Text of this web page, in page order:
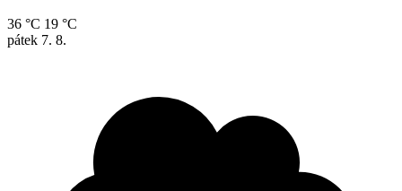
36 °C 19 °C
pátek 7. 8.